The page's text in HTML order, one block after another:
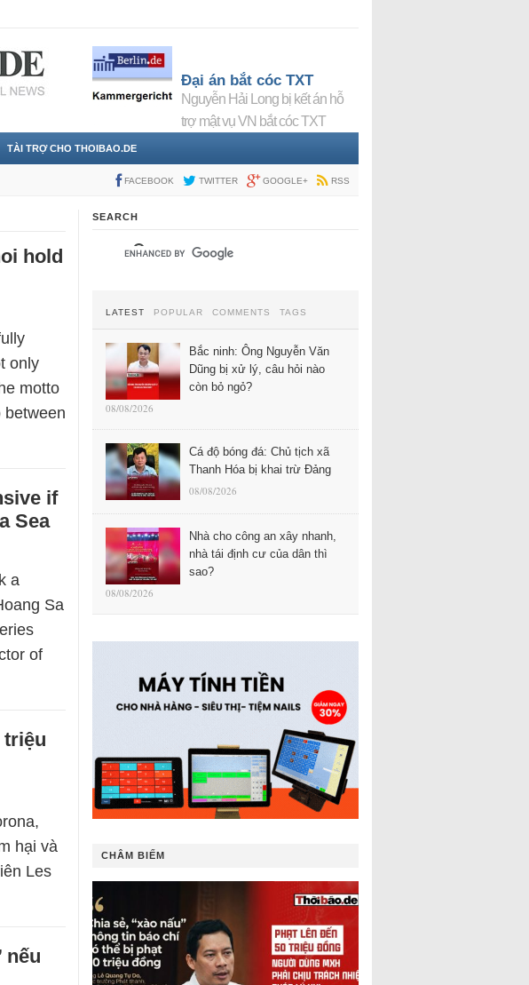
Đại án bắt cóc TXT
Nguyễn Hải Long bị kết án hỗ
trợ mật vụ VN bắt cóc TXT
TÀI TRỢ CHO THOIBAO.DE
FACEBOOK TWITTER GOOGLE+ RSS
hold
only
motto
between
if
Sea
a
Sa
of
triệu
hại và
Les
nếu
SEARCH
LATEST POPULAR COMMENTS TAGS
Bắc ninh: Ông Nguyễn Văn
Dũng bị xử lý, câu hỏi nào
còn bỏ ngỏ?
08/08/2026
Cá độ bóng đá: Chủ tịch xã
Thanh Hóa bị khai trừ Đảng
08/08/2026
Nhà cho công an xây nhanh,
nhà tái định cư của dân thì
sao?
08/08/2026
CHÂM BIẾM